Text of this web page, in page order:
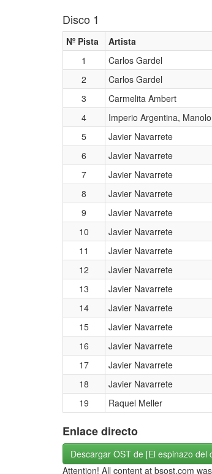
Disco 1
Nº Pista Artista
1
Carlos Gardel
2
Carlos Gardel
3
Carmelita Ambert
4
Imperio Argentina,
5
Javier Navarrete
6
Javier Navarrete
7
Javier Navarrete
8
Javier Navarrete
9
Javier Navarrete
10
Javier Navarrete
11
Javier Navarrete
12
Javier Navarrete
13
Javier Navarrete
14
Javier Navarrete
15
Javier Navarrete
16
Javier Navarrete
17
Javier Navarrete
18
Javier Navarrete
19
Raquel Meller
Enlace directo
Descargar OST de [El espinazo del
Attention! All content at bsost.com